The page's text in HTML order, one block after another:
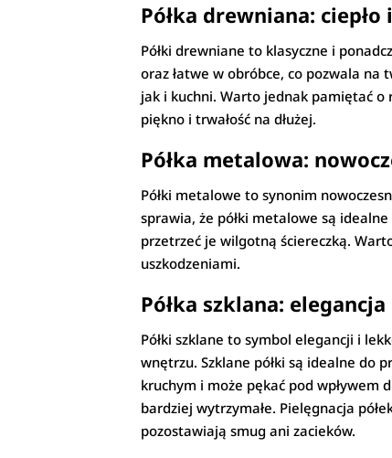
Półka drewniana:
Półki drewniane to klasyczne i
oraz łatwe w obróbce, co pozwala na
jak i kuchni. Warto jednak pamiętać
piękno i trwałość na dłużej.
Półka metalowa:
Półki metalowe to synonim
sprawia, że półki metalowe są
przetrzeć je wilgotną ściereczką.
uszkodzeniami.
Półka szklana:
Półki szklane to symbol elegancji i
wnętrzu. Szklane półki są idealne do
kruchym i może pękać pod wpływem
bardziej wytrzymałe. Pielęgnacja
pozostawiają smug ani zacieków.